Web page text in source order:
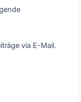
via E-Mail.